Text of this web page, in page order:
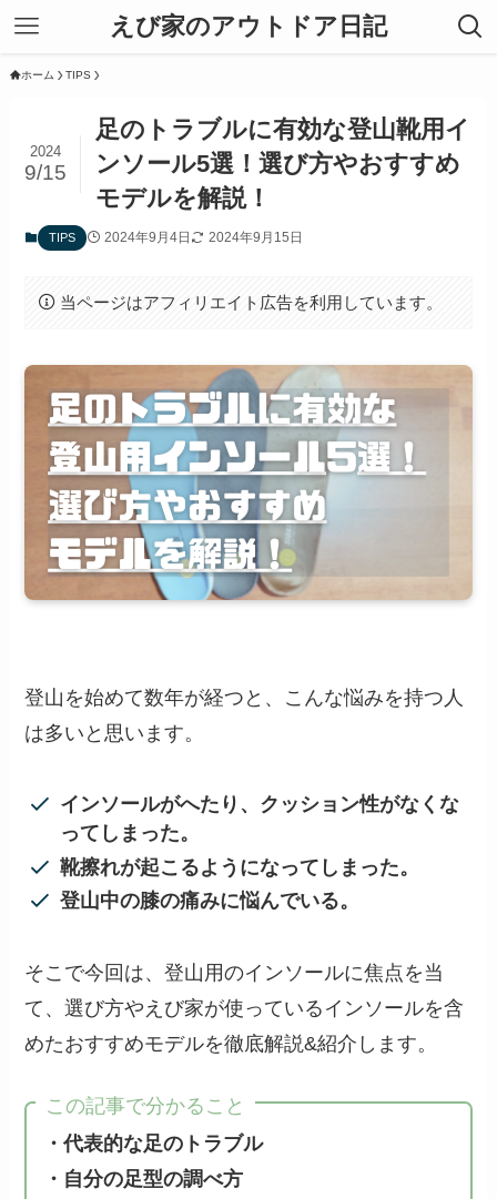
えび家のアウトドア日記
ホーム TIPS
足のトラブルに有効な登山靴用イ
ンソール5選！選び方やおすすめ
モデルを解説！
2024
9/15
TIPS 2024年9月4日 2024年9月15日
当ページはアフィリエイト広告を利用しています。
登山を始めて数年が経つと、こんな悩みを持つ人
は多いと思います。
インソールがへたり、クッション性がなくな
ってしまった。
靴擦れが起こるようになってしまった。
登山中の膝の痛みに悩んでいる。
そこで今回は、登山用のインソールに焦点を当
て、選び方やえび家が使っているインソールを含
めたおすすめモデルを徹底解説&紹介します。
この記事で分かること
・代表的な足のトラブル
・自分の足型の調べ方